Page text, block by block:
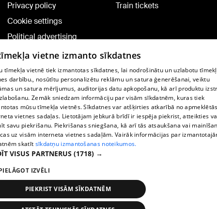
Privacy policy
Cookie settings
Political advertising
Cookie policy
Commenting terms
Train tickets
TV program
Contract rules
360 Ziņu kontakti
Helio Media
Vortal assistance service: e-mail -
All rights reserved.
vietne izmanto sīkdatnes
tīmekļa vietnē tiek izmantotas sīkdatnes, lai nodrošinātu un uzlabotu
darbību., nosūtītu personalizētu reklāmu un satura ģenerēšanai, veiktu
un satura mērījumus, auditorijas datu apkopošanu, kā arī produktu
Zemāk sniedzam informāciju par visām sīkdatnēm, kuras tiek
mūsu tīmekļa vietnēs. Sīkdatnes var atšķirties atkarībā no
vietnes sadaļas. Lietotājam jebkurā brīdī ir iespēja piekrist, atteikties
savu piekrišanu. Piekrišanas sniegšana, kā arī tās atsaukšana vai
uz visām interneta vietnes sadaļām. Vairāk informācijas par
skatīt sīkdatņu izmantošanas noteikumos.
VISUS PARTNERUS (1718) →
IZVĒLI
PIEKRIST VISĀM SĪKDATNĒM